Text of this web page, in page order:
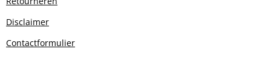
Disclaimer
Contactformulier